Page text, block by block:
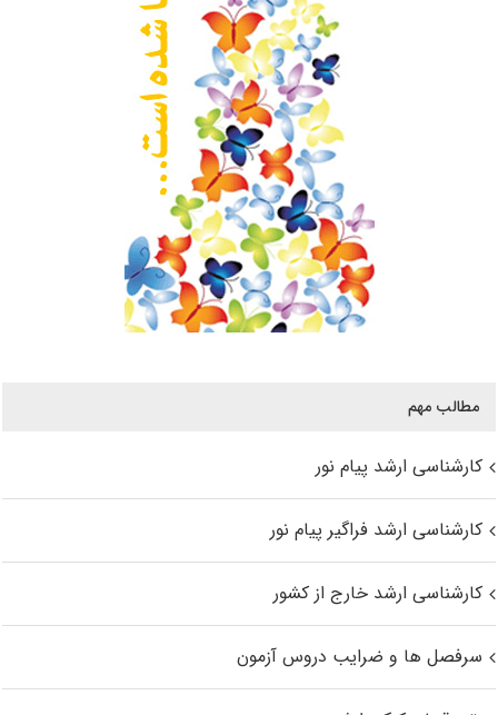
مطالب مهم
کارشناسی ارشد پیام نور
کارشناسی ارشد فراگیر پیام نور
کارشناسی ارشد خارج از کشور
سرفصل ها و ضرایب دروس آزمون